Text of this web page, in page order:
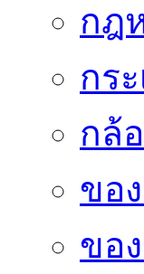
กฎ
กร
กล้
ขอ
ขอ